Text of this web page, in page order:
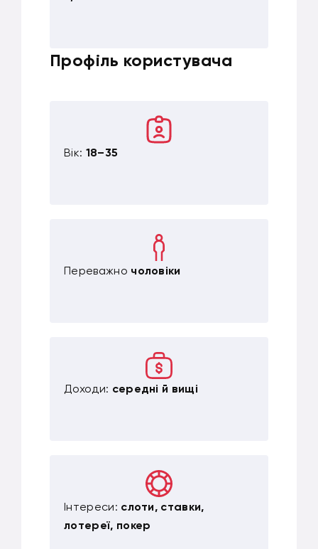
Профіль користувача
Вік: 18–35
Переважно чоловіки
Доходи: середні й вищі
Інтереси: слоти, ставки,
лотереї, покер